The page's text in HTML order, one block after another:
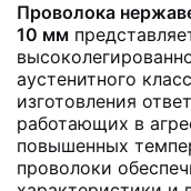
Проволока
10 мм
аустенитного
изготовления
работающих в
повышенных
проволоки